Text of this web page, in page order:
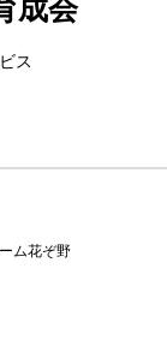
ス
ム花ぞ野